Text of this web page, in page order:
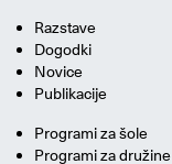
Razstave
Dogodki
Novice
Publikacije
Programi za šole
Programi za družine